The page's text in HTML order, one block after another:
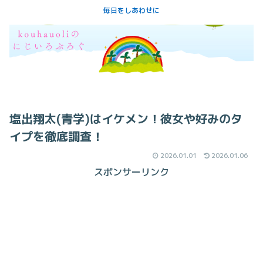
毎日をしあわせに
塩出翔太(青学)はイケメン！彼女や好みのタ
イプを徹底調査！
2026.01.01 2026.01.06
スポンサーリンク